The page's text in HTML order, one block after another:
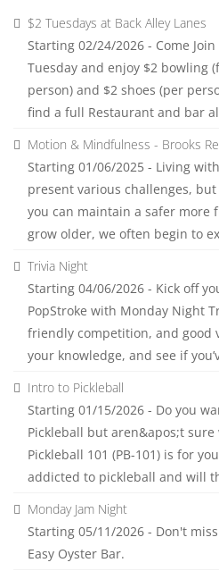
$2 Tuesdays at Back Alley Lanes
Starting 02/24/2026 - Come
Tuesday and enjoy $2 bowling
person) and $2 shoes (per
find a full Restaurant and bar
Motion & Mindfulness - Brooks
Starting 01/06/2025 - Living
present various challenges,
you can maintain a safer more
grow older, we often begin to
Trivia Night
Starting 04/06/2026 - Kick off
PopStroke with Monday Night
friendly competition, and good
your knowledge, and see if
Intro to Pickleball
Starting 01/15/2026 - Do you
Pickleball but aren&apos;t
Pickleball 101 (PB-101) is for
addicted to pickleball and will
Monday Jam Night
Starting 05/11/2026 - Don't
Easy Oyster Bar.